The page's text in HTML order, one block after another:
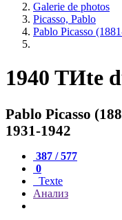
Galerie de photos
Picasso, Pablo
Pablo Picasso
1940 TИte
Pablo Picasso
1931-1942
387 / 577
0
Texte
Анализ